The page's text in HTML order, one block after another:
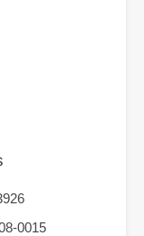
0015